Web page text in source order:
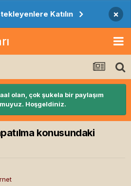
Katılın ×
olan, çok şukela bir paylaşım
Hoşgeldiniz.
konusundaki